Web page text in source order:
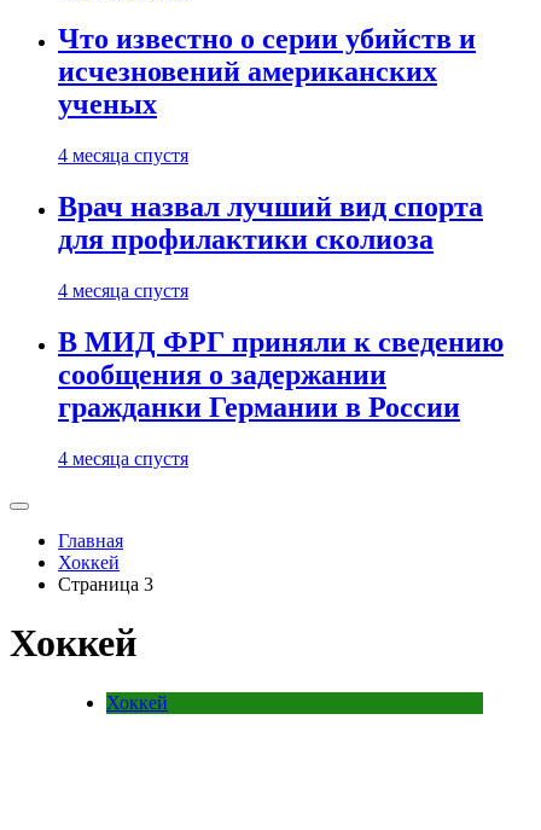
Что известно о серии убийств и
исчезновений американских
ученых
4 месяца спустя
Врач назвал лучший вид спорта
для профилактики сколиоза
4 месяца спустя
В МИД ФРГ приняли к сведению
сообщения о задержании
гражданки Германии в России
4 месяца спустя
Главная
Хоккей
Страница 3
Хоккей
Хоккей